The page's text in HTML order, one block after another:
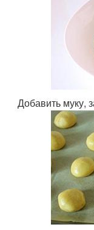
Добавить муку,